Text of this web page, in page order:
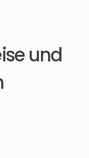
und